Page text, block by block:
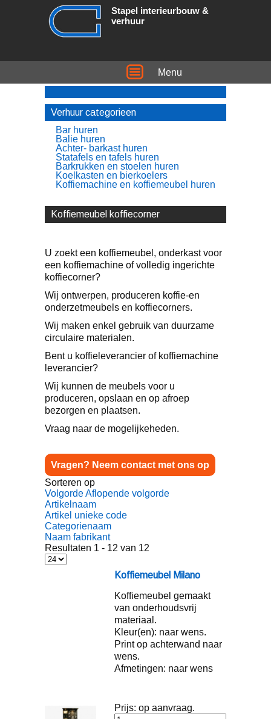
Stapel interieurbouw &
verhuur
Menu
Verhuur categorieen
Bar huren
Balie huren
Achter- barkast huren
Statafels en tafels huren
Barkrukken en stoelen huren
Koelkasten en bierkoelers
Koffiemachine en koffiemeubel huren
Koffiemeubel koffiecorner
U zoekt een koffiemeubel, onderkast voor
een koffiemachine of volledig ingerichte
koffiecorner?
Wij ontwerpen, produceren koffie-en
onderzetmeubels en koffiecorners.
Wij maken enkel gebruik van duurzame
circulaire materialen.
Bent u koffieleverancier of koffiemachine
leverancier?
Wij kunnen de meubels voor u
produceren, opslaan en op afroep
bezorgen en plaatsen.
Vraag naar de mogelijkeheden.
Vragen? Neem contact met ons op
Sorteren op
Volgorde Aflopende volgorde
Artikelnaam
Artikel unieke code
Categorienaam
Naam fabrikant
Resultaten 1 - 12 van 12
Koffiemeubel Milano
Koffiemeubel gemaakt
van onderhoudsvrij
materiaal.
Kleur(en): naar wens.
Print op achterwand naar
wens.
Afmetingen: naar wens
Prijs: op aanvraag.